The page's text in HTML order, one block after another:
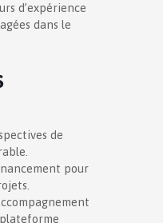
d’expérience
dans le
de
pour